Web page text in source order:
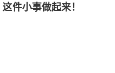
件小事做起来！